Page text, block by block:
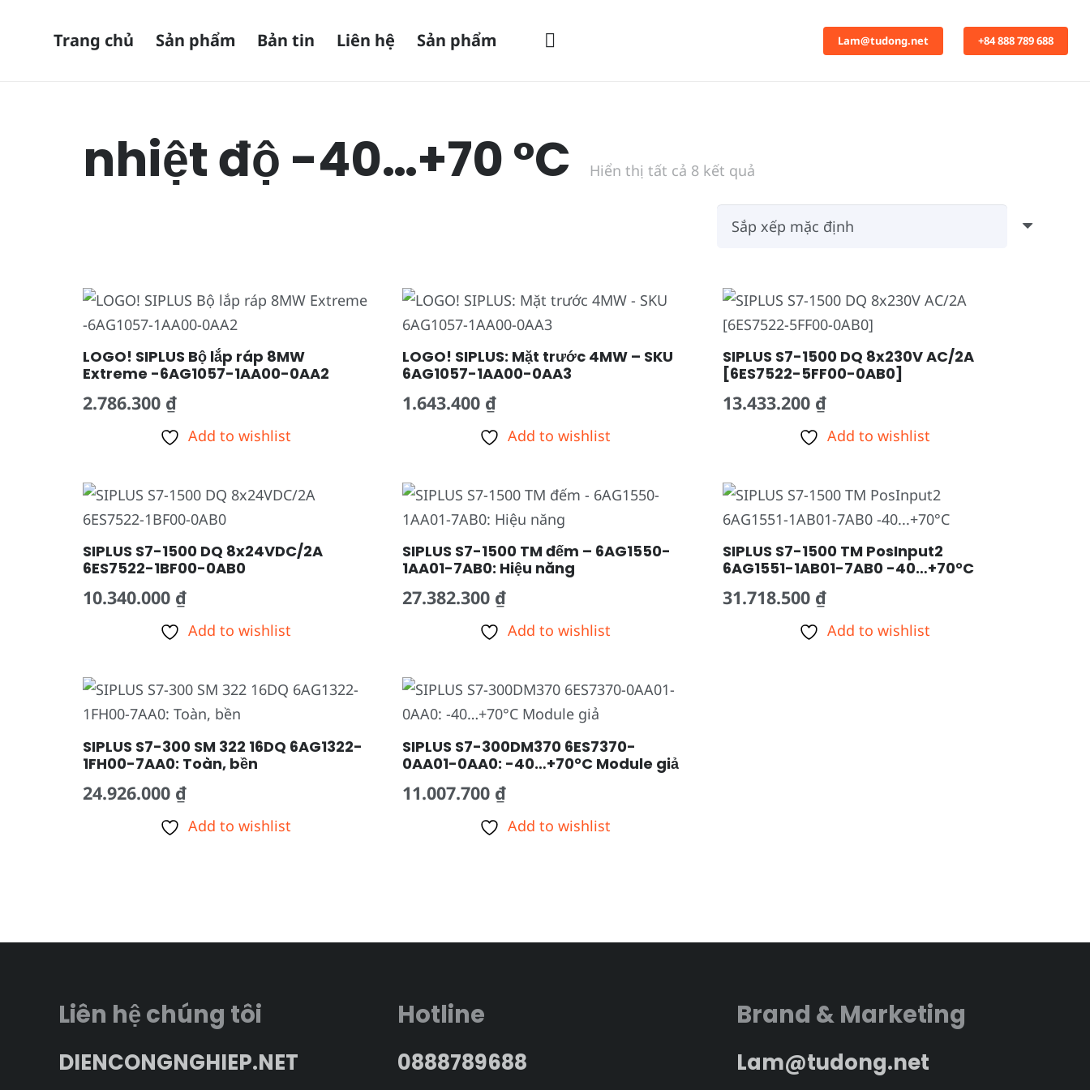
Trang chủ Sản phẩm Bản tin Liên hệ Sản phẩm Lam@tudong.net +84 888 789 688
nhiệt độ -40…+70 °C Hiển thị tất cả 8 kết quả
LOGO! SIPLUS Bộ lắp ráp 8MW
Extreme -6AG1057-1AA00-0AA2
2.786.300 ₫
Add to wishlist
LOGO! SIPLUS: Mặt trước 4MW – SKU
6AG1057-1AA00-0AA3
1.643.400 ₫
Add to wishlist
SIPLUS S7-1500 DQ 8x230V AC/2A
[6ES7522-5FF00-0AB0]
13.433.200 ₫
Add to wishlist
SIPLUS S7-1500 DQ 8x24VDC/2A
6ES7522-1BF00-0AB0
10.340.000 ₫
Add to wishlist
SIPLUS S7-1500 TM đếm – 6AG1550-
1AA01-7AB0: Hiệu năng
27.382.300 ₫
Add to wishlist
SIPLUS S7-1500 TM PosInput2
6AG1551-1AB01-7AB0 -40…+70°C
31.718.500 ₫
Add to wishlist
SIPLUS S7-300 SM 322 16DQ 6AG1322-
1FH00-7AA0: Toàn, bền
24.926.000 ₫
Add to wishlist
SIPLUS S7-300DM370 6ES7370-
0AA01-0AA0: -40…+70°C Module giả
11.007.700 ₫
Add to wishlist
Liên hệ chúng tôi
DIENCONGNGHIEP.NET
Hotline
0888789688
Brand & Marketing
Lam@tudong.net